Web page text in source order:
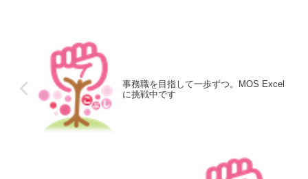
事務職を目指して一歩ずつ。MOS Excel
に挑戦中です